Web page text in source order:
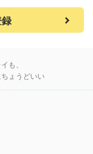
も、
ょうどいい